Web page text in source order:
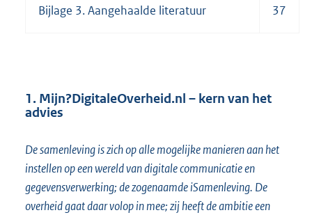
Bijlage 3. Aangehaalde literatuur 37
1. Mijn?DigitaleOverheid.nl – kern van het
advies
De samenleving is zich op alle mogelijke manieren aan het
instellen op een wereld van digitale communicatie en
gegevensverwerking; de zogenaamde iSamenleving. De
overheid gaat daar volop in mee; zij heeft de ambitie een